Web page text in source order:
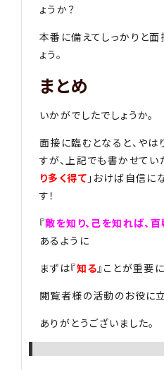
ょうか？
本番に備えてしっかりと面
ょう。
まとめ
いかがでしたでしょうか。
面接に臨むとなると、やは
すが、上記でも書かせてい
り多く得て 」おけば自信に
す！
『敵を知り、己を知れば、
あるように
まずは『知る』ことが重要
閲覧者様の活動のお役に
ありがとうございました。